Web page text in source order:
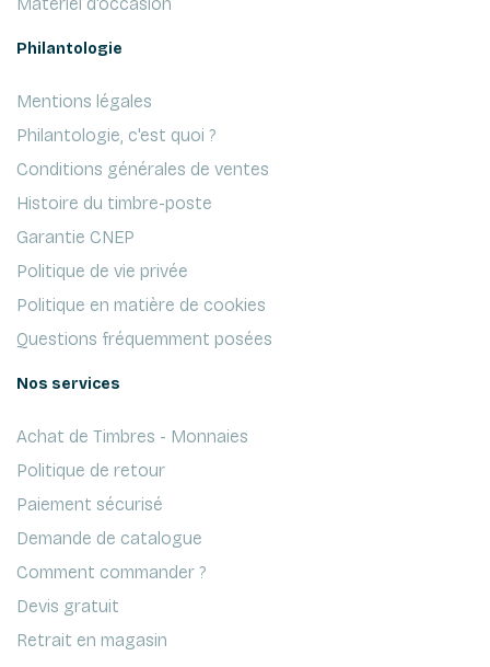
Matériel d'occasion
Philantologie
Mentions légales
Philantologie, c'est quoi ?
Conditions générales de ventes
Histoire du timbre-poste
Garantie CNEP
Politique de vie privée
Politique en matière de cookies
Questions fréquemment posées
Nos services
Achat de Timbres - Monnaies
Politique de retour
Paiement sécurisé
Demande de catalogue
Comment commander ?
Devis gratuit
Retrait en magasin